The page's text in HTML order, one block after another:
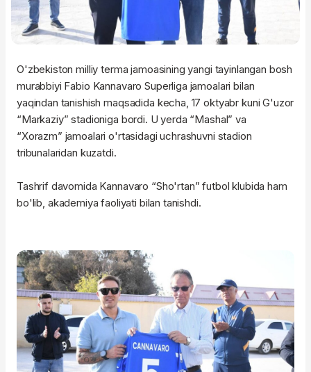
O'zbekiston milliy terma jamoasining yangi tayinlangan bosh
murabbiyi Fabio Kannavaro Superliga jamoalari bilan
yaqindan tanishish maqsadida kecha, 17 oktyabr kuni G'uzor
“Markaziy” stadioniga bordi. U yerda “Mashal” va
“Xorazm” jamoalari o'rtasidagi uchrashuvni stadion
tribunalaridan kuzatdi.
Tashrif davomida Kannavaro “Sho'rtan” futbol klubida ham
bo'lib, akademiya faoliyati bilan tanishdi.